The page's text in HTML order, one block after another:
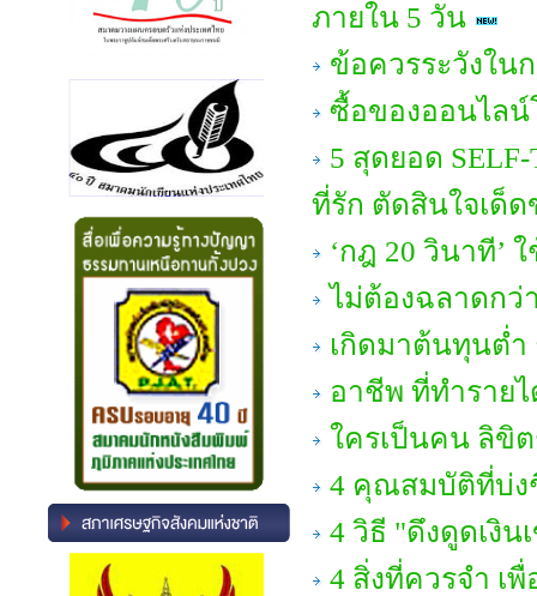
ภายใน 5 วัน
ข้อควรระวังใน
ซื้อของออนไลน์
5 สุดยอด
ที่รัก ตัดสินใจเด็
‘กฎ 20 วินาที’
ไม่ต้องฉลาดกว่
เกิดมาต้นทุนต่ำ
อาชีพ ที่ทำราย
ใครเป็นคน ลิขิ
4 คุณสมบัติที่บ่
4 วิธี "ดึงดูดเงิ
4 สิ่งที่ควรจำ เ